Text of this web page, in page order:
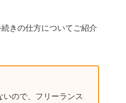
きの仕方についてご紹介
ので、フリーランス